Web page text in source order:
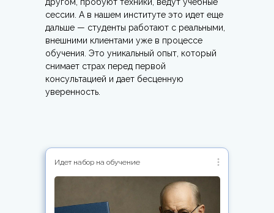
сессии. А в нашем институте это идет еще
дальше — студенты работают с реальными,
внешними клиентами уже в процессе
обучения. Это уникальный опыт, который
снимает страх перед первой
консультацией и дает бесценную
уверенность.
Идет набор на обучение